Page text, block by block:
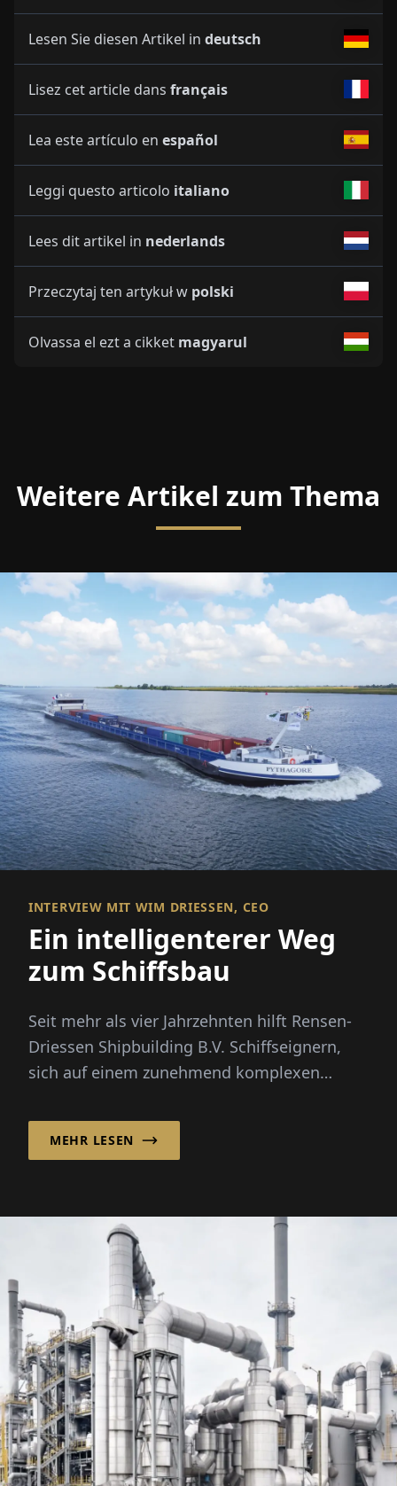
Lesen Sie diesen Artikel in deutsch
Lisez cet article dans français
Lea este artículo en español
Leggi questo articolo italiano
Lees dit artikel in nederlands
Przeczytaj ten artykuł w polski
Olvassa el ezt a cikket magyarul
Weitere Artikel zum Thema
INTERVIEW MIT WIM DRIESSEN, CEO
Ein intelligenterer Weg
zum Schiffsbau
Seit mehr als vier Jahrzehnten hilft Rensen-
Driessen Shipbuilding B.V. Schiffseignern,
sich auf einem zunehmend komplexen
maßgeschneidertes Schiffdesign mit einem
flexiblen, internationalen
MEHR LESEN